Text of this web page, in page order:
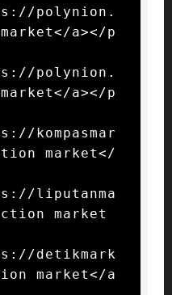
polynion.
a></p
polynion.
a></p
kompasmar
market</
liputanma
market
detikmark
market</a